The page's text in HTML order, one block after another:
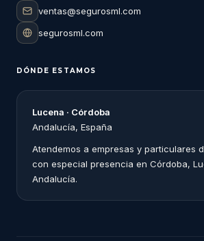
ventas@segurosml.com
segurosml.com
DÓNDE ESTAMOS
Lucena · Córdoba
Andalucía, España
Atendemos a empresas y particulares
con especial presencia en Córdoba,
Andalucía.